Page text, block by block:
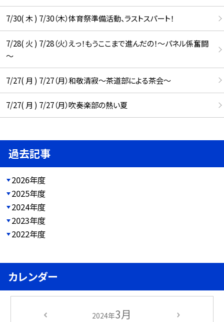
7/30( 木 ) 7/30（木）体育祭準備活動、ラストスパート！
7/28( 火 ) 7/28（火）えっ！もうここまで進んだの！～パネル係奮闘
～
7/27( 月 ) 7/27（月）和敬清寂～茶道部による茶会～
7/27( 月 ) 7/27（月）吹奏楽部の熱い夏
過去記事
2026年度
2025年度
2024年度
2023年度
2022年度
カレンダー
2024年3月